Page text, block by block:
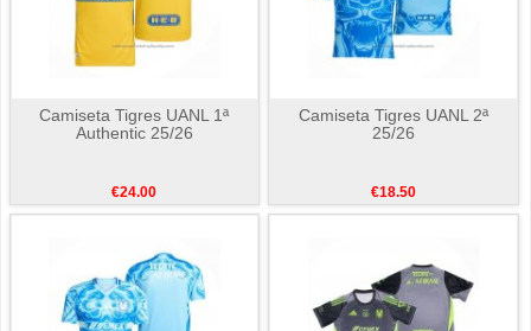
Camiseta Tigres UANL 1ª
Authentic 25/26
€24.00
Camiseta Tigres UANL 2ª
25/26
€18.50